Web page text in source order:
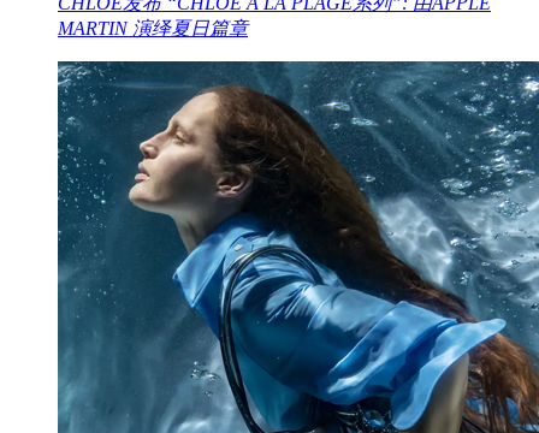
MARTIN 演绎夏日篇章